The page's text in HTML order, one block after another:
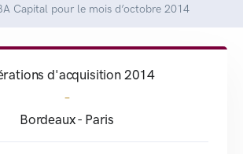
Capital pour le mois d’octobre 2014
d'acquisition 2014
-
Bordeaux - Paris